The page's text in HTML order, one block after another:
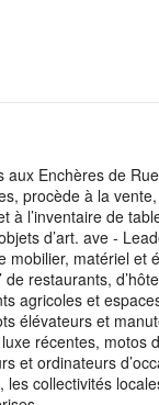
aux Enchères de
procède à la vente,
à l’inventaire de
d’art. ave -
mobilier, matériel et
de restaurants,
agricoles et
élévateurs et
récentes, motos
et ordinateurs
les collectivités